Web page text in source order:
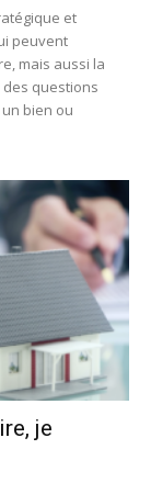
et
peuvent
mais aussi la
questions
bien ou
je